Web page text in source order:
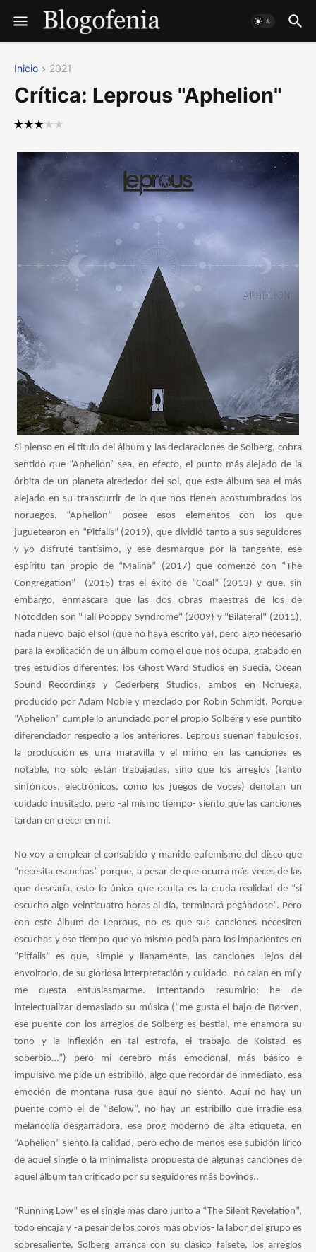
Inicio 2021
Crítica: Leprous "Aphelion"
Si pienso en el título del álbum y las declaraciones de Solberg, cobra
sentido que “Aphelion” sea, en efecto, el punto más alejado de la
órbita de un planeta alrededor del sol, que este álbum sea el más
alejado en su transcurrir de lo que nos tienen acostumbrados los
noruegos. “Aphelion” posee esos elementos con los que
juguetearon en “Pitfalls” (2019), que dividió tanto a sus seguidores
y yo disfruté tantísimo, y ese desmarque por la tangente, ese
espíritu tan propio de “Malina” (2017) que comenzó con “The
Congregation” (2015) tras el éxito de “Coal” (2013) y que, sin
embargo, enmascara que las dos obras maestras de los de
Notodden son "Tall Popppy Syndrome" (2009) y "Bilateral" (2011),
nada nuevo bajo el sol (que no haya escrito ya), pero algo necesario
para la explicación de un álbum como el que nos ocupa, grabado en
tres estudios diferentes: los Ghost Ward Studios en Suecia, Ocean
Sound Recordings y Cederberg Studios, ambos en Noruega,
producido por Adam Noble y mezclado por Robin Schmidt. Porque
“Aphelion” cumple lo anunciado por el propio Solberg y ese puntito
diferenciador respecto a los anteriores. Leprous suenan fabulosos,
la producción es una maravilla y el mimo en las canciones es
notable, no sólo están trabajadas, sino que los arreglos (tanto
sinfónicos, electrónicos, como los juegos de voces) denotan un
cuidado inusitado, pero -al mismo tiempo- siento que las canciones
tardan en crecer en mí.
No voy a emplear el consabido y manido eufemismo del disco que
“necesita escuchas” porque, a pesar de que ocurra más veces de las
que desearía, esto lo único que oculta es la cruda realidad de “si
escucho algo veinticuatro horas al día, terminará pegándose”. Pero
con este álbum de Leprous, no es que sus canciones necesiten
escuchas y ese tiempo que yo mismo pedía para los impacientes en
“Pitfalls” es que, simple y llanamente, las canciones -lejos del
envoltorio, de su gloriosa interpretación y cuidado- no calan en mí y
me cuesta entusiasmarme. Intentando resumirlo; he de
intelectualizar demasiado su música (“me gusta el bajo de Børven,
ese puente con los arreglos de Solberg es bestial, me enamora su
tono y la inflexión en tal estrofa, el trabajo de Kolstad es
soberbio…”) pero mi cerebro más emocional, más básico e
impulsivo me pide un estribillo, algo que recordar de inmediato, esa
emoción de montaña rusa que aquí no siento. Aquí no hay un
puente como el de “Below”, no hay un estribillo que irradie esa
melancolía desgarradora, ese prog moderno de alta etiqueta, en
“Aphelion” siento la calidad, pero echo de menos ese subidón lírico
de aquel single o la minimalista propuesta de algunas canciones de
aquel álbum tan criticado por su seguidores más bovinos..
“Running Low” es el single más claro junto a “The Silent Revelation”,
todo encaja y -a pesar de los coros más obvios- la labor del grupo es
sobresaliente, Solberg arranca con su clásico falsete, los arreglos